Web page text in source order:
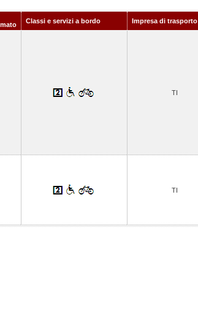
Classi e servizi a bordo Impresa di trasporto
TI
TI